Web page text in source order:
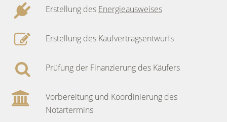
Erstellung des Energieausweises
Erstellung des Kaufvertragsentwurfs
Prüfung der Finanzierung des Käufers
Vorbereitung und Koordinierung des
Notartermins